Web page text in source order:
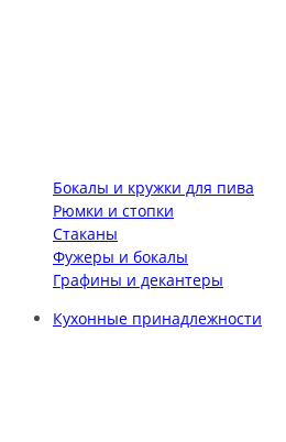
Бокалы и кружки для пива
Рюмки и стопки
Стаканы
Фужеры и бокалы
Графины и декантеры
Кухонные принадлежности